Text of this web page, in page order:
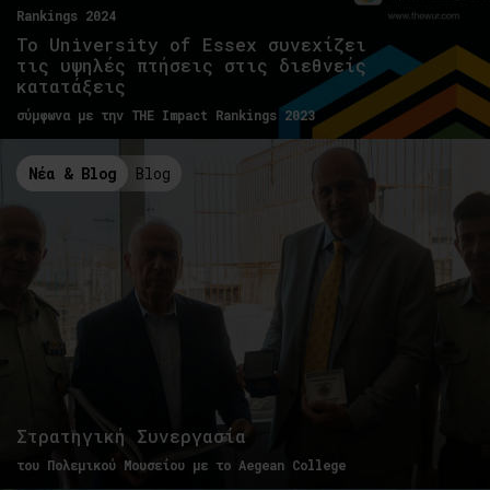
Rankings 2024
Το University of Essex συνεχίζει
τις υψηλές πτήσεις στις διεθνείς
κατατάξεις
σύμφωνα με την THE Impact Rankings 2023
Νέα & Blog Blog
Στρατηγική Συνεργασία
του Πολεμικού Μουσείου με το Aegean College